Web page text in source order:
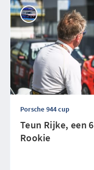
Porsche 944 cup
Teun Rijke, een
Rookie